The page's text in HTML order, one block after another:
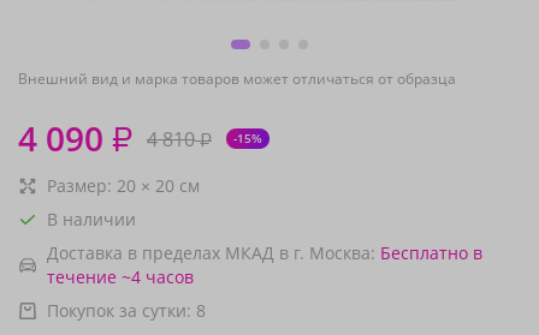
Внешний вид и марка товаров может отличаться от образца
4 090 ₽ 4 810₽ -15%
Размер: 20 × 20 см
В наличии
Доставка в пределах МКАД в г. Москва: Бесплатно в
течение ~4 часов
Покупок за сутки: 8